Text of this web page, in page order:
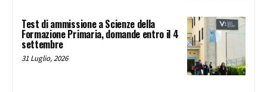
Test di ammissione a Scienze della
Formazione Primaria, domande entro il 4
settembre
31 Luglio, 2026